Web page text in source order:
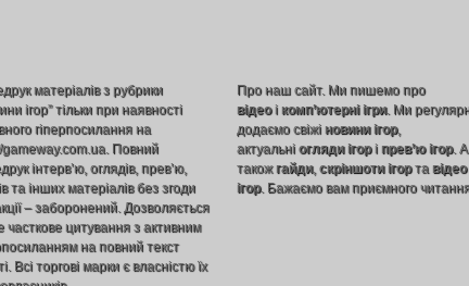
матеріалів з рубрики
ігор” тільки при наявності
гіперпосилання на
gameway.com.ua. Повний
інтерв’ю, оглядів, прев’ю,
та інших матеріалів без згоди
– заборонений. Дозволяється
часткове цитування з активним
на повний текст
Всі торгові марки є власністю їх
Про наш сайт. Ми пишемо про
відеоі комп’ютерні ігри. Ми
додаємо свіжі новини ігор,
актуальні огляди ігорі прев’ю ігор. А
також гайди, скріншоти ігорта відео
ігор. Бажаємо вам приємного